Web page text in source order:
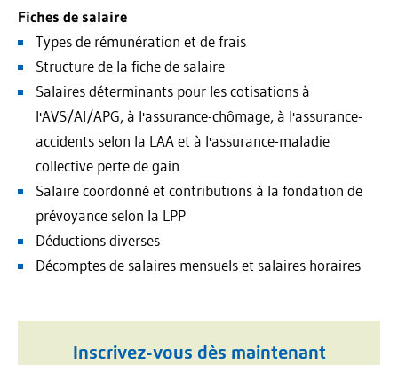
Fiches de salaire
Types de rémunération et de frais
Structure de la fiche de salaire
Salaires déterminants pour les cotisations à
l'AVS/AI/APG, à l'assurance-chômage, à l'assurance-
accidents selon la LAA et à l'assurance-maladie
collective perte de gain
Salaire coordonné et contributions à la fondation de
prévoyance selon la LPP
Déductions diverses
Décomptes de salaires mensuels et salaires horaires
Inscrivez-vous dès maintenant